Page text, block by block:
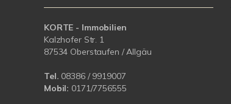
KORTE - Immobilien
Kalzhofer Str. 1
87534 Oberstaufen / Allgäu
Tel. 08386 / 9919007
Mobil: 0171/7756555